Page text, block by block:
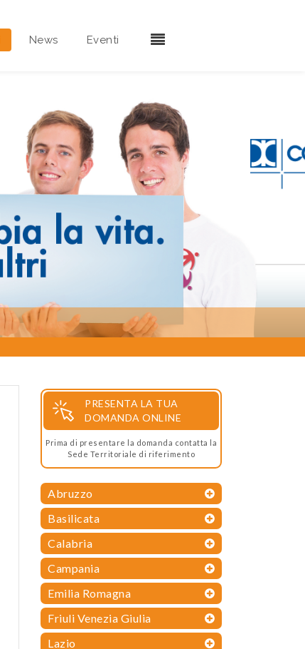
News Eventi
PRESENTA LA TUA
DOMANDA ONLINE
Prima di presentare la domanda contatta la
Sede Territoriale di riferimento
Abruzzo
Basilicata
Calabria
Campania
Emilia Romagna
Friuli Venezia Giulia
Lazio